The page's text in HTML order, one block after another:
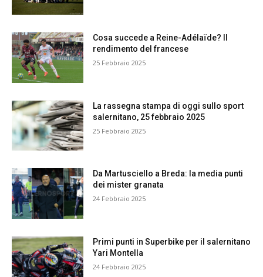
Cosa succede a Reine-Adélaïde? Il
rendimento del francese
25 Febbraio 2025
La rassegna stampa di oggi sullo sport
salernitano, 25 febbraio 2025
25 Febbraio 2025
Da Martusciello a Breda: la media punti
dei mister granata
24 Febbraio 2025
Primi punti in Superbike per il salernitano
Yari Montella
24 Febbraio 2025